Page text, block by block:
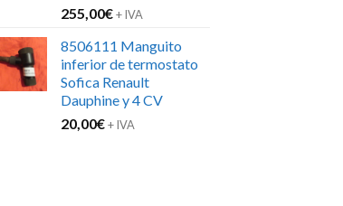
255,00€+ IVA
8506111 Manguito
inferior de termostato
Sofica Renault
Dauphine y 4 CV
20,00€+ IVA